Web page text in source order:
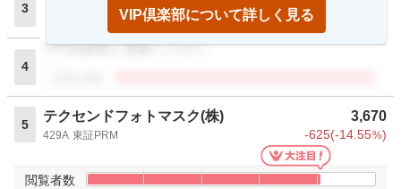
3
4
VIP倶楽部に登録ください
5
テクセンドフォトマスク(株) 3,670
429A 東証PRM -625(-14.55%)
閲覧者数
VIP倶楽部について詳しく見る